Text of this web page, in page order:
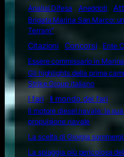
Analisi Difesa
Aneddoti
Brigata Marina San Marco:
Terram"
Citazioni
Concorsi
Ente
Essere commissario in Marina
Gli highlights della prima
Strike Group italiano
I fari
Il mondo dei fari
Il motore diesel navale: la
propulsione navale
La scelta di Giorgia
La spiaggia più pericolosa